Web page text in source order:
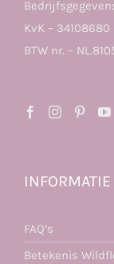
KvK – 34108680
BTW nr. –
INFORMATIE
FAQ’s
Betekenis